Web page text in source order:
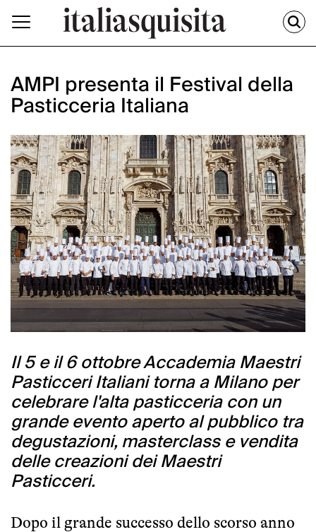
AMPI presenta il Festival della
Pasticceria Italiana
Il 5 e il 6 ottobre Accademia Maestri
Pasticceri Italiani torna a Milano per
celebrare l'alta pasticceria con un
grande evento aperto al pubblico tra
degustazioni, masterclass e vendita
delle creazioni dei Maestri
Pasticceri.
Dopo il grande successo dello scorso anno